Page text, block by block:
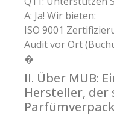
A: Ja! Wir bieten:
ISO 9001
Audit vor Ort
�
II. Über MUB:
Hersteller, der